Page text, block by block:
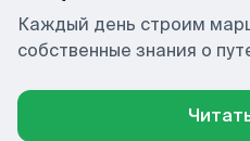
Каждый день строим
собственные знания о